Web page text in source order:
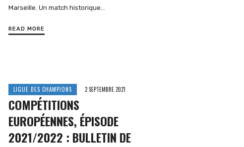
Marseille. Un match historique…
READ MORE
LIGUE DES CHAMPIONS 2 SEPTEMBRE 2021
COMPÉTITIONS
EUROPÉENNES, ÉPISODE
2021/2022 : BULLETIN DE